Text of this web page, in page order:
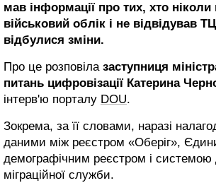
мав інформації про тих, хто ніколи
військовий облік і не відвідував
відбулися зміни.
Про це розповіла заступниця
питань цифровізації Катерина
інтерв'ю порталу DOU.
Зокрема, за її словами, наразі
даними між реєстром «Оберіг»,
демографічним реєстром і системою
міграційної служби.